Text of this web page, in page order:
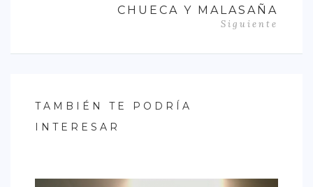
CHUECA Y MALASAÑA
Siguiente
TAMBIÉN TE PODRÍA
INTERESAR